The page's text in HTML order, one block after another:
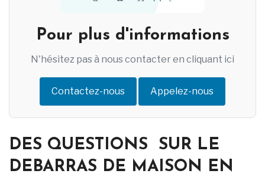
Pour plus d'informations
N'hésitez pas à nous contacter en cliquant ici
Contactez-nous Appelez-nous
DES QUESTIONS SUR LE
DEBARRAS DE MAISON EN